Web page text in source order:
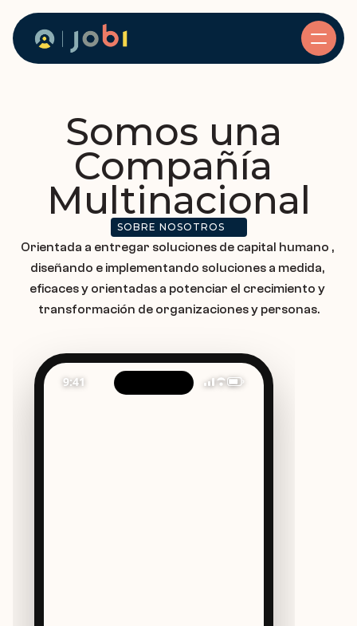
Servicio
Headhunting
Assessment
Consultoría
Case Study
Contact
Somos una
Compañía
Multinacional
SOBRE NOSOTROS
Orientada a entregar soluciones de capital humano ,
diseñando e implementando soluciones a medida,
eficaces y orientadas a potenciar el crecimiento y
transformación de organizaciones y personas.
9:41